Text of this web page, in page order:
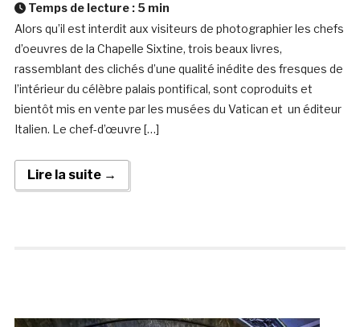
Temps de lecture : 5 min
Alors qu’il est interdit aux visiteurs de photographier les chefs
d’oeuvres de la Chapelle Sixtine, trois beaux livres,
rassemblant des clichés d’une qualité inédite des fresques de
l’intérieur du célèbre palais pontifical, sont coproduits et
bientôt mis en vente par les musées du Vatican et un éditeur
Italien. Le chef-d’œuvre […]
Lire la suite →